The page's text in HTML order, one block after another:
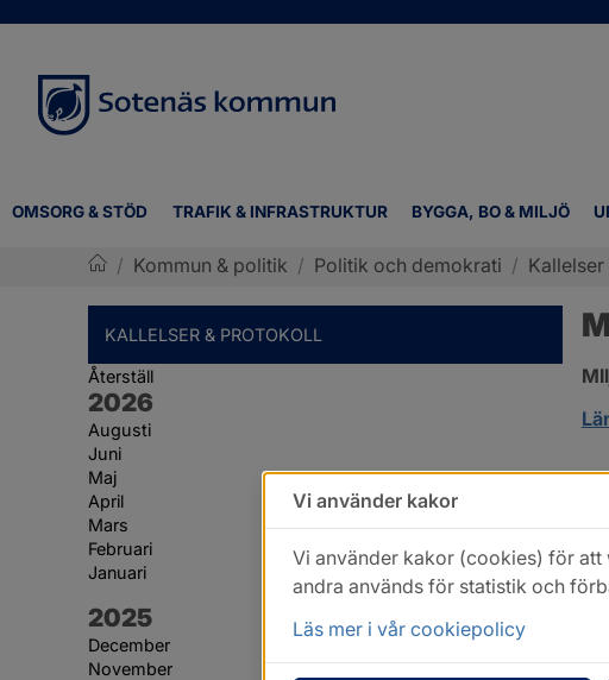
OMSORG & STÖD TRAFIK & INFRASTRUKTUR BYGGA, BO & MILJÖ
/ Kommun & politik / Politik och demokrati /
KALLELSER & PROTOKOLL
Återställ
År:
2026
Augusti
Juni
Maj
April
Mars
Februari
Januari
År:
2025
December
November
Vi använder kakor
Vi använder kakor (cookies) för att
andra används för statistik och
Läs mer i vår cookiepolicy